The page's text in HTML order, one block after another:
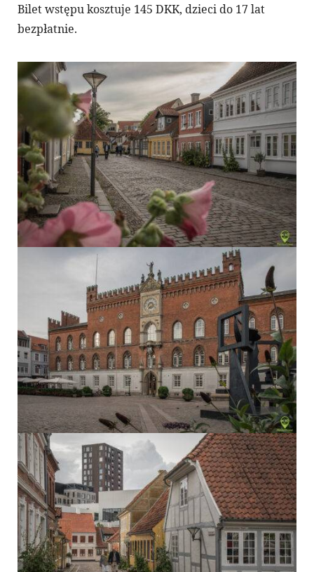
Bilet wstępu kosztuje 145 DKK, dzieci do 17 lat
bezpłatnie.